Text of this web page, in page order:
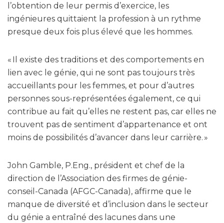
l’obtention de leur permis d’exercice, les
ingénieures quittaient la profession à un rythme
presque deux fois plus élevé que les hommes.
« Il existe des traditions et des comportements en
lien avec le génie, qui ne sont pas toujours très
accueillants pour les femmes, et pour d’autres
personnes sous-représentées également, ce qui
contribue au fait qu’elles ne restent pas, car elles ne
trouvent pas de sentiment d’appartenance et ont
moins de possibilités d’avancer dans leur carrière. »
John Gamble, P.Eng., président et chef de la
direction de l’Association des firmes de génie-
conseil-Canada (AFGC-Canada), affirme que le
manque de diversité et d’inclusion dans le secteur
du génie a entraîné des lacunes dans une